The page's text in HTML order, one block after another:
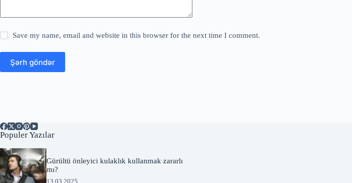
Save my name, email and website in this browser for the next time I comment.
Şərh göndər
Populer Yazılar
Gürültü önleyici kulaklık kullanmak zararlı
mı?
13.03.2025